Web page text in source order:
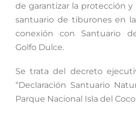
de garantizar la protección y
santuario de tiburones en
conexión con Santuario
Golfo Dulce.
Se trata del decreto
“Declaración Santuario
Parque Nacional Isla del